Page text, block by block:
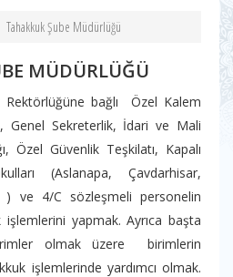
Tahakkuk Şube Müdürlüğü
MÜDÜRLÜĞÜ
bağlı Özel Kalem
Genel Sekreterlik, İdari ve Mali
Özel Güvenlik Teşkilatı, Kapalı
(Aslanapa, Çavdarhisar,
) ve 4/C sözleşmeli personelin
yapmak. Ayrıca başta
olmak üzere birimlerin
işlemlerinde yardımcı olmak.